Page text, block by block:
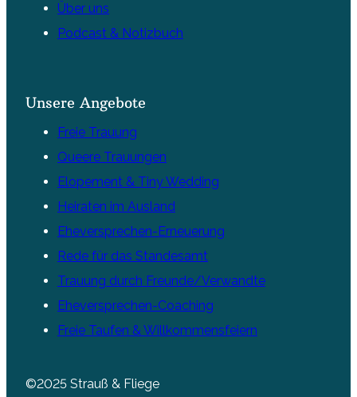
Über uns
Podcast & Notizbuch
Unsere Angebote
Freie Trauung
Queere Trauungen
Elopement & Tiny Wedding
Heiraten im Ausland
Eheversprechen-Erneuerung
Rede für das Standesamt
Trauung durch Freunde/Verwandte
Eheversprechen-Coaching
Freie Taufen & Willkommensfeiern
©2025 Strauß & Fliege